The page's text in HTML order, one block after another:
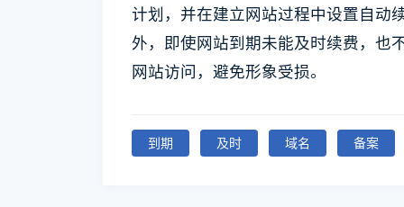
计划，并在建立网站过程中设置自动
外，即使网站到期未能及时续费，也
网站访问，避免形象受损。
到期 及时 域名 备案